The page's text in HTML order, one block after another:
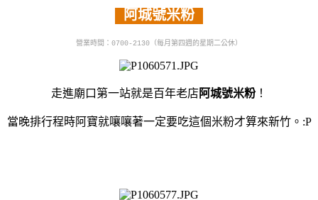
阿城號米粉
營業時間：0700-2130（每月第四週的星期二公休）
走進廟口第一站就是百年老店阿城號米粉！
當晚排行程時阿寶就嚷嚷著一定要吃這個米粉才算來新竹。:P